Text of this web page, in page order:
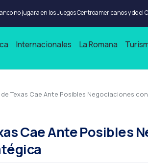
Internacionales La Romana
Texas Cae Ante Posibles Negociaciones
Cae Ante Posibles